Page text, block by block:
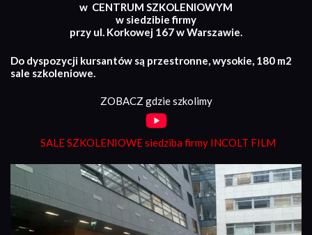
w CENTRUM SZKOLENIOWYM
w siedzibie firmy
przy ul. Korkowej 167 w Warszawie.
Do dyspozycji kursantów są przestronne, wysokie, 180 m2
sale szkoleniowe.
ZOBACZ gdzie szkolimy
SALE SZKOLENIOWE siedziba firmy INCOLT FILM